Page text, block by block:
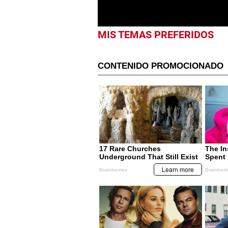
MIS TEMAS PREFERIDOS